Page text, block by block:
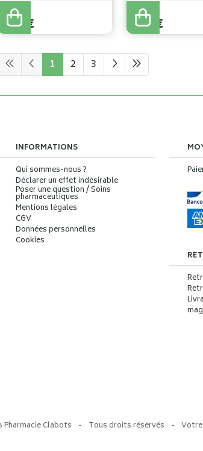
5,99 €
6,80€
6,12 €
1 2 3
INFORMATIONS
Qui sommes-nous ?
Déclarer un effet indésirable
Poser une question / Soins
pharmaceutiques
Mentions légales
CGV
Données personnelles
Cookies
Pharmacie Clabots - Tous droits réservés -